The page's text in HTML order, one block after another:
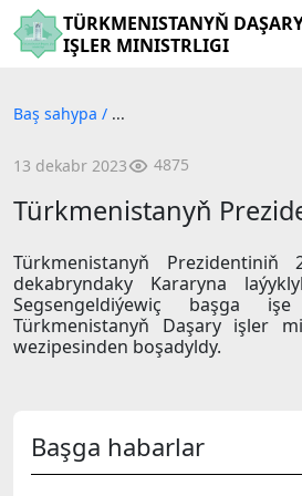
TÜRKMENISTANYŇ
IŞLER MINISTRLIGI
Baş sahypa / ...
13 dekabr 2023 4875
Türkmenistanyň
Türkmenistanyň Prezidentiniň
dekabryndaky Kararyna
Segsengeldiýewiç başga
Türkmenistanyň Daşary işler
wezipesinden boşadyldy.
Başga habarlar